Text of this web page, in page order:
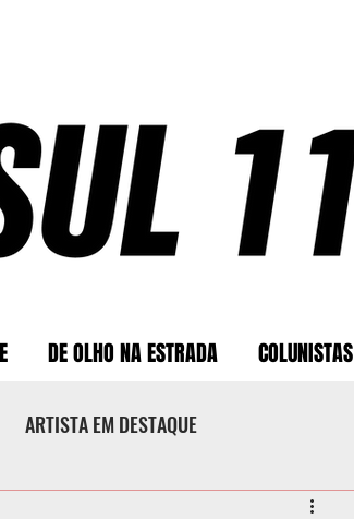
DE OLHO NA ESTRADA COLUNISTAS
ARTISTA EM DESTAQUE